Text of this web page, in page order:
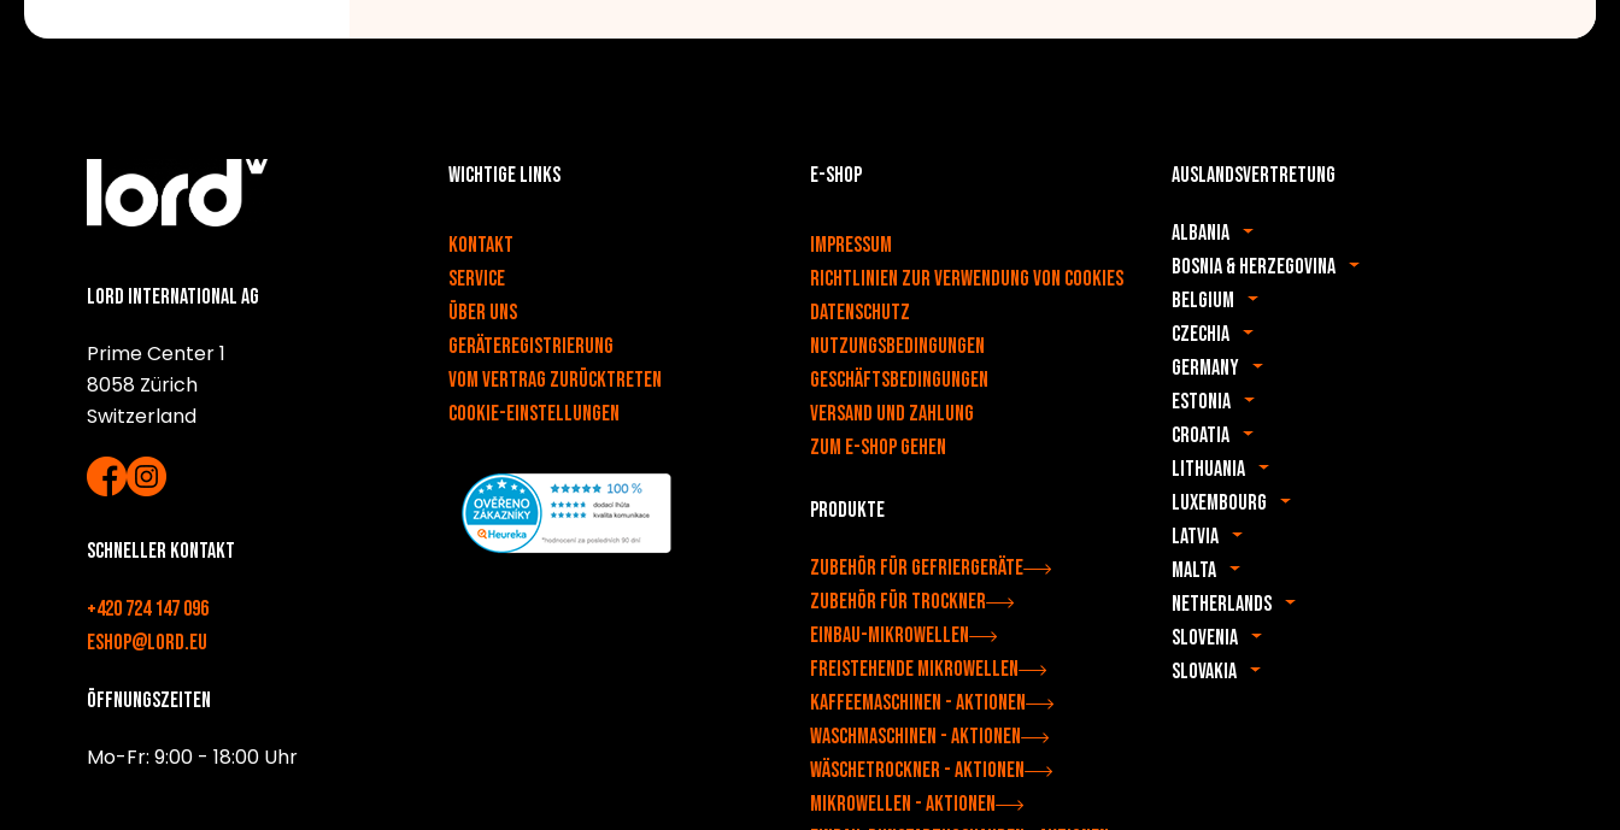
Lord International AG
Prime Center 1
8058 Zürich
Switzerland
Schneller Kontakt
+420 724 147 096
eshop@lord.eu
Öffnungszeiten
Mo-Fr: 9:00 - 18:00 Uhr
Wichtige Links
Kontakt
Service
Über uns
Geräteregistrierung
Vom Vertrag zurücktreten
Cookie-Einstellungen
E-Shop
Impressum
Richtlinien zur Verwendung von Cookies
DATENSCHUTZ
NUTZUNGSBEDINGUNGEN
Geschäftsbedingungen
Versand und Zahlung
Zum e-shop gehen
Produkte
Zubehör für Gefriergeräte
Zubehör für Trockner
Einbau-Mikrowellen
Freistehende Mikrowellen
Kaffeemaschinen - Aktionen
Waschmaschinen - Aktionen
Wäschetrockner - Aktionen
Mikrowellen - Aktionen
Auslandsvertretung
Albania
Bosnia & Herzegovina
Belgium
Czechia
Germany
Estonia
Croatia
Lithuania
Luxembourg
Latvia
Malta
Netherlands
Slovenia
Slovakia